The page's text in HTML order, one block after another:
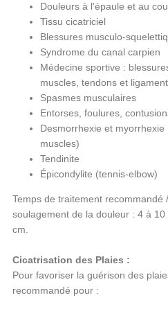
Douleurs à l'épaule et au cou
Tissu cicatriciel
Blessures musculo-
Syndrome du canal carpien
Médecine sportive :
muscles, tendons et
Spasmes musculaires
Entorses, foulures,
Desmorrhexie et
muscles)
Tendinite
Épicondylite (tennis-elbow)
Temps de traitement recommandé
soulagement de la douleur : 4 à
cm.
Cicatrisation des Plaies :
Pour favoriser la guérison des
recommandé pour :